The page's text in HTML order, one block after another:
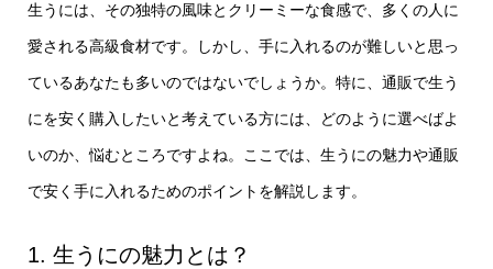
生うには、その独特の風味とクリーミーな食感で、多くの人に
愛される高級食材です。しかし、手に入れるのが難しいと思っ
ているあなたも多いのではないでしょうか。特に、通販で生う
にを安く購入したいと考えている方には、どのように選べばよ
いのか、悩むところですよね。ここでは、生うにの魅力や通販
で安く手に入れるためのポイントを解説します。
1. 生うにの魅力とは？